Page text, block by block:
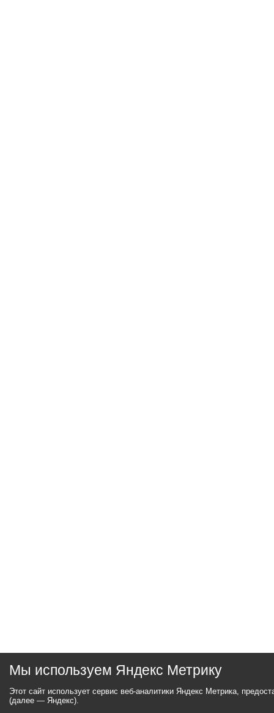
Мы используем Яндекс Метрику
Этот сайт использует сервис веб-аналитики Яндекс Метрика,
(далее — Яндекс).